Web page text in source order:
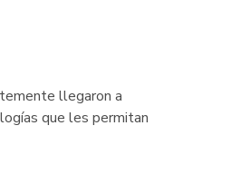
llegaron a
que les permitan